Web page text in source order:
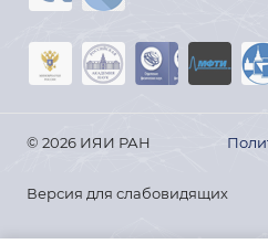
© 2026 ИЯИ РАН
Версия для слабовидящих